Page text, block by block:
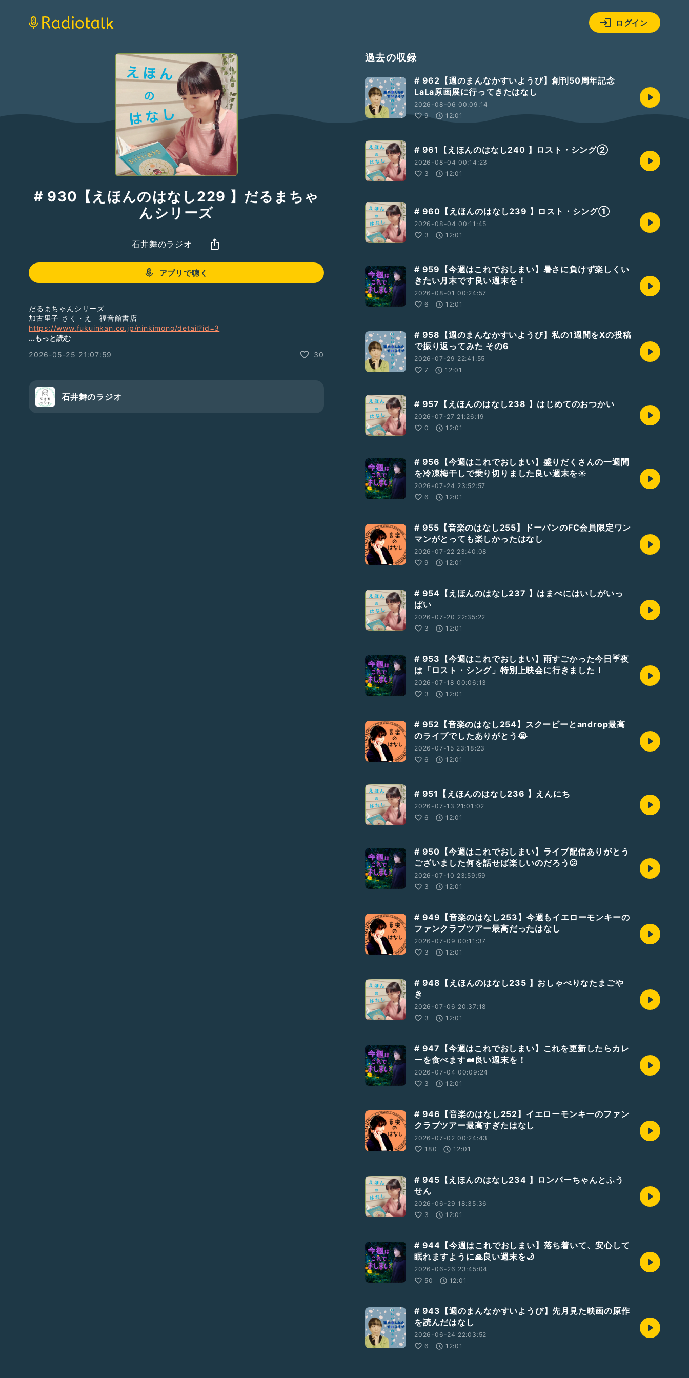
ログイン
# 930【えほんのはなし229 】だるまちゃ
んシリーズ
石井舞のラジオ
アプリで聴く
だるまちゃんシリーズ
加古里子 さく・え 福音館書店
https://www.fukuinkan.co.jp/ninkimono/detail?id=3
おやすみえほん「えほんのひろば」で、
おすすめの絵本紹介しています。
...もっと読む
2026-05-25 21:07:59
30
石井舞のラジオ
過去の収録
# 962【週のまんなかすいようび】創刊50周年記念
LaLa原画展に行ってきたはなし
2026-08-06 00:09:14
9
12:01
# 961【えほんのはなし240 】ロスト・シング②
2026-08-04 00:14:23
3
12:01
# 960【えほんのはなし239 】ロスト・シング①
2026-08-04 00:11:45
3
12:01
# 959【今週はこれでおしまい】暑さに負けず楽しくい
きたい月末です良い週末を！
2026-08-01 00:24:57
6
12:01
# 958【週のまんなかすいようび】私の1週間をXの投稿
で振り返ってみた その6
2026-07-29 22:41:55
7
12:01
# 957【えほんのはなし238 】はじめてのおつかい
2026-07-27 21:26:19
0
12:01
# 956【今週はこれでおしまい】盛りだくさんの一週間
を冷凍梅干しで乗り切りました良い週末を☀️
2026-07-24 23:52:57
6
12:01
# 955【音楽のはなし255】ドーパンのFC会員限定ワン
マンがとっても楽しかったはなし
2026-07-22 23:40:08
9
12:01
# 954【えほんのはなし237 】はまべにはいしがいっ
ぱい
2026-07-20 22:35:22
3
12:01
# 953【今週はこれでおしまい】雨すごかった今日☔夜
は「ロスト・シング」特別上映会に行きました！
2026-07-18 00:06:13
3
12:01
# 952【音楽のはなし254】スクービーとandrop最高
のライブでしたありがとう😭
2026-07-15 23:18:23
6
12:01
# 951【えほんのはなし236 】えんにち
2026-07-13 21:01:02
6
12:01
# 950【今週はこれでおしまい】ライブ配信ありがとう
ございました何を話せば楽しいのだろう😕
2026-07-10 23:59:59
3
12:01
# 949【音楽のはなし253】今週もイエローモンキーの
ファンクラブツアー最高だったはなし
2026-07-09 00:11:37
3
12:01
# 948【えほんのはなし235 】おしゃべりなたまごや
き
2026-07-06 20:37:18
3
12:01
# 947【今週はこれでおしまい】これを更新したらカレ
ーを食べます🍛良い週末を！
2026-07-04 00:09:24
3
12:01
# 946【音楽のはなし252】イエローモンキーのファン
クラブツアー最高すぎたはなし
2026-07-02 00:24:43
180
12:01
# 945【えほんのはなし234 】ロンパーちゃんとふう
せん
2026-06-29 18:35:36
3
12:01
# 944【今週はこれでおしまい】落ち着いて、安心して
眠れますように🙏良い週末を🌙
2026-06-26 23:45:04
50
12:01
# 943【週のまんなかすいようび】先月見た映画の原作
を読んだはなし
2026-06-24 22:03:52
6
12:01